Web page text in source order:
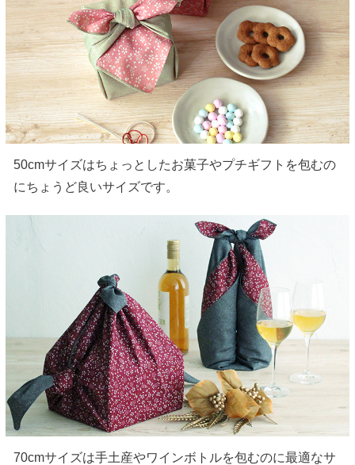
50cmサイズはちょっとしたお菓子やプチギフトを包むの
にちょうど良いサイズです。
70cmサイズは手土産やワインボトルを包むのに最適なサ